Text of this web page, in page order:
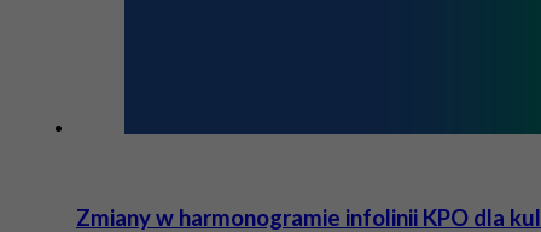
Zmiany w harmonogramie infolinii KPO dla